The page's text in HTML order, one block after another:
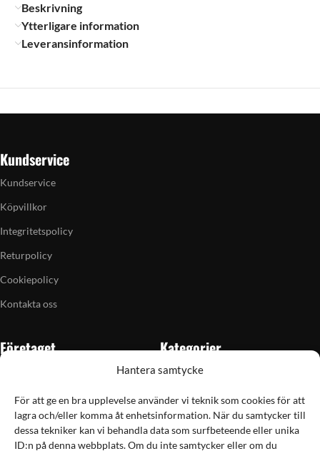
Hantera samtycke
För att ge en bra upplevelse använder vi teknik som cookies för att
lagra och/eller komma åt enhetsinformation. När du samtycker till
dessa tekniker kan vi behandla data som surfbeteende eller unika
ID:n på denna webbplats. Om du inte samtycker eller om du
Beskrivning
Ytterligare information
Leveransinformation
Kundservice
Kundservice
Köpvillkor
Integritetspolicy
Returpolicy
Cookiepolicy
Kontakta oss
Företaget
Butiken i Vellinge
Artiklar
Grain till gram-kalkylator
Kategorier
Skytte
Jakt & fiske
Handladdning
Optik